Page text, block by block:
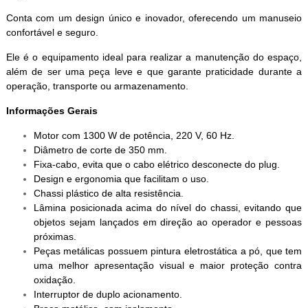
Conta com um design único e inovador, oferecendo um manuseio
confortável e seguro.
Ele é o equipamento ideal para realizar a manutenção do espaço,
além de ser uma peça leve e que garante praticidade durante a
operação, transporte ou armazenamento.
Informações Gerais
Motor com 1300 W de potência, 220 V, 60 Hz.
Diâmetro de corte de 350 mm.
Fixa-cabo, evita que o cabo elétrico desconecte do plug.
Design e ergonomia que facilitam o uso.
Chassi plástico de alta resistência.
Lâmina posicionada acima do nível do chassi, evitando que
objetos sejam lançados em direção ao operador e pessoas
próximas.
Peças metálicas possuem pintura eletrostática a pó, que tem
uma melhor apresentação visual e maior proteção contra
oxidação.
Interruptor de duplo acionamento.